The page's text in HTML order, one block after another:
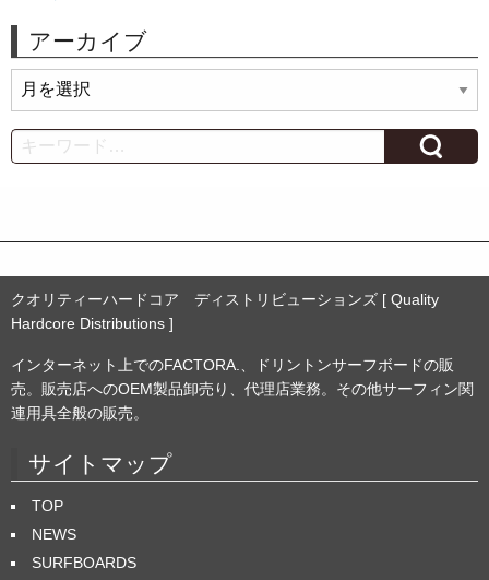
アーカイブ
ー
カ
イ
Search
クオリティーハードコア ディストリビューションズ [ Quality
Hardcore Distributions ]
インターネット上でのFACTORA.、ドリントンサーフボードの販
売。販売店へのOEM製品卸売り、代理店業務。その他サーフィン関
連用具全般の販売。
サイトマップ
TOP
NEWS
SURFBOARDS